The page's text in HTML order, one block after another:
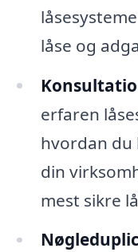
låse og
erfaren
hvordan du
din
mest sikre